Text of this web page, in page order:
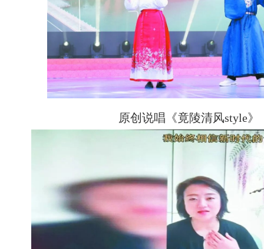
原创说唱《竟陵清风style》